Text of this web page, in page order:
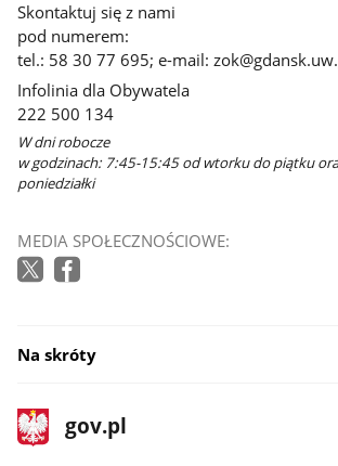
Skontaktuj się z nami
pod numerem:
tel.: 58 30 77 695; e-mail:
Infolinia dla Obywatela
222 500 134
W dni robocze
w godzinach: 7:45-15:45 od wtorku do piątku
poniedziałki
MEDIA SPOŁECZNOŚCIOWE:
Na skróty
stopka
gov.pl
Strona
gov.pl